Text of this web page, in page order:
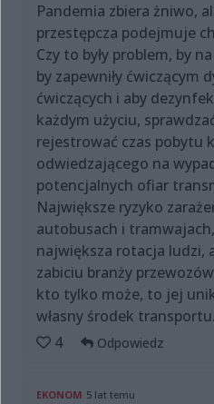
Pandemia zbiera żniwo,
przestępcza podejmuje
Czy to były problem, by
by zapewniły ćwiczącym
ćwiczących i aby
każdym użyciu,
rejestrować czas pobytu
odwiedzającego na
potencjalnych ofiar
Największe ryzyko
autobusach i
największa rotacja ludzi,
zabiciu branży
kto tylko może, to jej
własny środek transportu.
4
Odpowiedz
EKONOM 5 lat temu